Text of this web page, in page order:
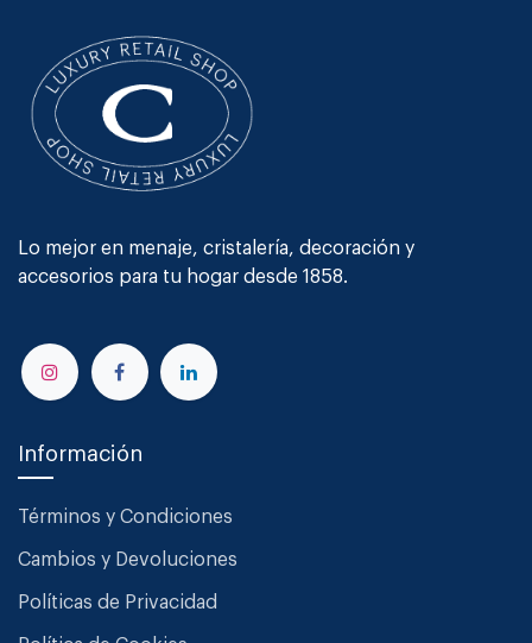
Lo mejor en menaje, cristalería, decoración y
accesorios para tu hogar desde 1858.
Información
Términos y Condiciones
Cambios y Devoluciones
Políticas de Privacidad